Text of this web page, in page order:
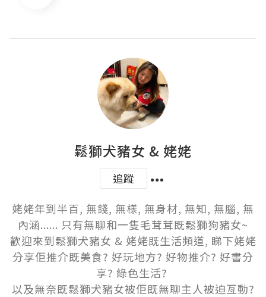
鬆獅犬豬女 & 姥姥
追蹤
姥姥年到半百, 無錢, 無樣, 無身材, 無知, 無腦, 無
內涵...... 只有無聊和一隻毛茸茸既鬆獅狗豬女~
歡迎來到鬆獅犬豬女 & 姥姥既生活頻道, 睇下姥姥
分享佢推介既美食? 好玩地方? 好物推介? 好書分
享? 綠色生活?
以及無奈既鬆獅犬豬女被佢既無聊主人被迫亙動?